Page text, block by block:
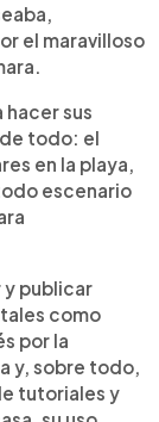
el maravilloso
sus
todo: el
en la playa,
escenario
y publicar
como
por la
y, sobre todo,
tutoriales y